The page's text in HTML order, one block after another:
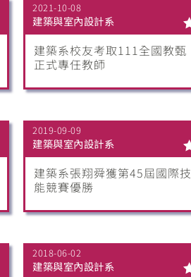
2021-10-08
建築與室內設計系
建築系校友考取111全國教甄
正式專任教師
2019-09-09
建築與室內設計系
建築系張翔舜獲第45屆國際技
能競賽優勝
2018-06-02
建築與室內設計系